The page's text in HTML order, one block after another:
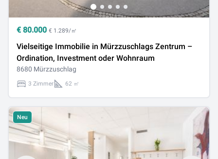
€ 80.000 € 1.289/㎡
Vielseitige Immobilie in Mürzzuschlags Zentrum –
Ordination, Investment oder Wohnraum
8680 Mürzzuschlag
3 Zimmer 62 ㎡
Neu